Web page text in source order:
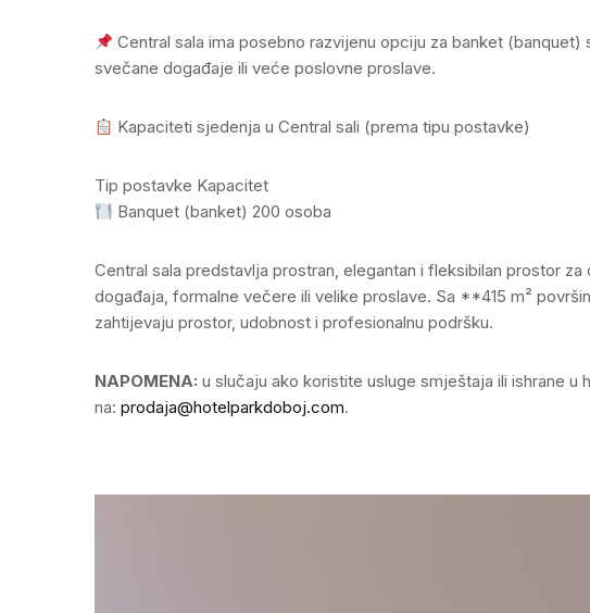
Central sala ima posebno razvijenu opciju za banket
svečane događaje ili veće poslovne proslave.
Kapaciteti sjedenja u Central sali (prema tipu postavke)
Tip postavke Kapacitet
Banquet (banket) 200 osoba
Central sala predstavlja prostran, elegantan i fleksibilan prostor
događaja, formalne večere ili velike proslave. Sa **415 m²
zahtijevaju prostor, udobnost i profesionalnu podršku.
NAPOMENA: u slučaju ako koristite usluge smještaja ili ishrane
na: prodaja@hotelparkdoboj.com.